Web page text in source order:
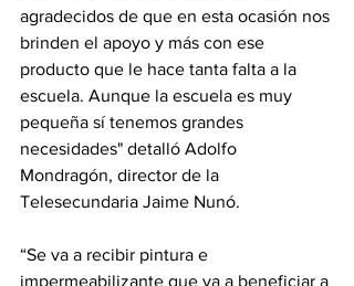
agradecidos de que en esta ocasión nos
brinden el apoyo y más con ese
producto que le hace tanta falta a la
escuela. Aunque la escuela es muy
pequeña sí tenemos grandes
necesidades" detalló Adolfo
Mondragón, director de la
Telesecundaria Jaime Nunó.
“Se va a recibir pintura e
impermeabilizante que va a beneficiar a